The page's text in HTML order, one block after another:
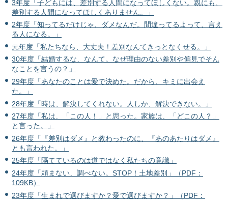
3年度「子どもには、差別する人間になってほしくない。親にも、
差別する人間になってほしくありません。」
2年度「知ってるだけじゃ、ダメなんだ。間違ってるよって、言え
る人になる。」
元年度「私たちなら、大丈夫！差別なんてきっとなくせる。」
30年度「結婚するな、なんて。なぜ理由のない差別や偏見でそん
なことを言うの？」
29年度「あなたのことは愛で決めた。だから、キミに出会え
た。」
28年度「時は、解決してくれない。人しか、解決できない。」
27年度「私は、「この人！」と思った。家族は、「どこの人？」
と言った。」
26年度「『差別はダメ』と教わったのに、『あのあたりはダメ』
とも言われた。」
25年度「隔てているのは道ではなく私たちの意識」
24年度「頼まない、調べない。STOP！土地差別」（PDF：
109KB）
23年度「生まれで選びますか？愛で選びますか？」（PDF：